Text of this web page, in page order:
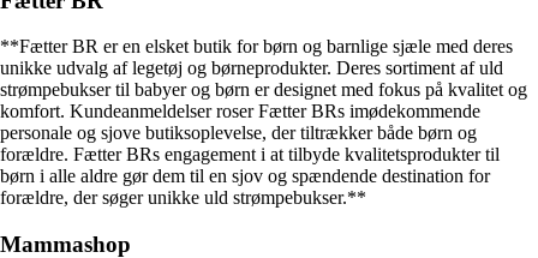
**Fætter BR er en elsket butik for børn og barnlige sjæle med deres
unikke udvalg af legetøj og børneprodukter. Deres sortiment af uld
strømpebukser til babyer og børn er designet med fokus på kvalitet og
komfort. Kundeanmeldelser roser Fætter BRs imødekommende
personale og sjove butiksoplevelse, der tiltrækker både børn og
forældre. Fætter BRs engagement i at tilbyde kvalitetsprodukter til
børn i alle aldre gør dem til en sjov og spændende destination for
forældre, der søger unikke uld strømpebukser.**
Mammashop